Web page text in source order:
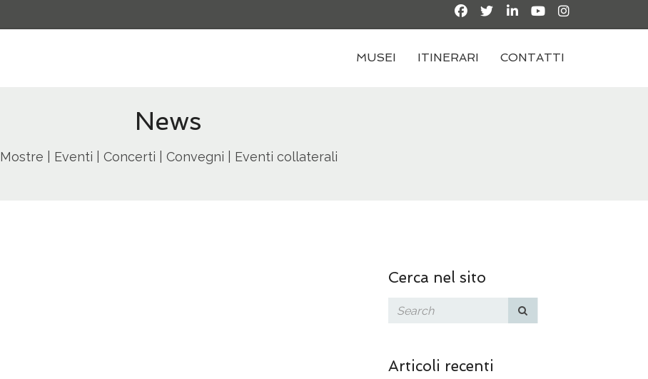
MUSEI ITINERARI CONTATTI
News
Mostre | Eventi | Concerti | Convegni | Eventi collaterali
Cerca nel sito
Articoli recenti